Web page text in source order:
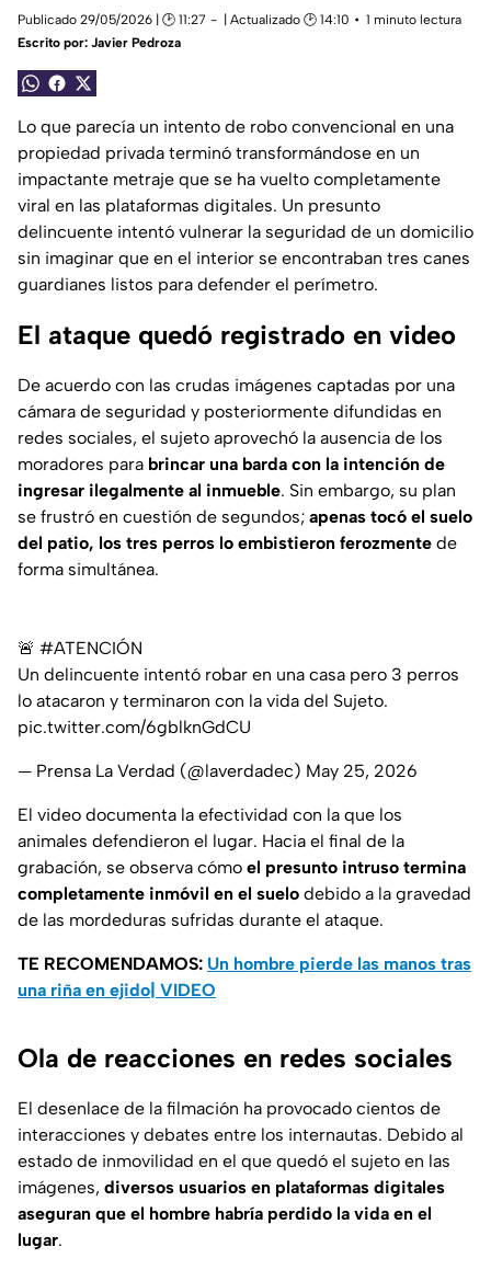
Publicado 29/05/2026 | 🕑 11:27 | Actualizado 🕑 14:10
1 minuto lectura
Escrito por: Javier Pedroza
Lo que parecía un intento de robo convencional en una
propiedad privada terminó transformándose en un
impactante metraje que se ha vuelto completamente
viral en las plataformas digitales. Un presunto
delincuente intentó vulnerar la seguridad de un domicilio
sin imaginar que en el interior se encontraban tres canes
guardianes listos para defender el perímetro.
El ataque quedó registrado en video
De acuerdo con las crudas imágenes captadas por una
cámara de seguridad y posteriormente difundidas en
redes sociales, el sujeto aprovechó la ausencia de los
moradores para brincar una barda con la intención de
ingresar ilegalmente al inmueble. Sin embargo, su plan
se frustró en cuestión de segundos; apenas tocó el suelo
del patio, los tres perros lo embistieron ferozmente de
forma simultánea.
🚨 #ATENCIÓN
Un delincuente intentó robar en una casa pero 3 perros
lo atacaron y terminaron con la vida del Sujeto.
pic.twitter.com/6gblknGdCU
— Prensa La Verdad (@laverdadec) May 25, 2026
El video documenta la efectividad con la que los
animales defendieron el lugar. Hacia el final de la
grabación, se observa cómo el presunto intruso termina
completamente inmóvil en el suelo debido a la gravedad
de las mordeduras sufridas durante el ataque.
TE RECOMENDAMOS: Un hombre pierde las manos tras
una riña en ejido| VIDEO
Ola de reacciones en redes sociales
El desenlace de la filmación ha provocado cientos de
interacciones y debates entre los internautas. Debido al
estado de inmovilidad en el que quedó el sujeto en las
imágenes, diversos usuarios en plataformas digitales
aseguran que el hombre habría perdido la vida en el
lugar.